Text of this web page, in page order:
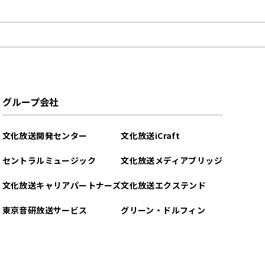
グループ会社
文化放送開発センター
セントラルミュージック
文化放送キャリアパートナーズ
東京音研放送サービス
文化放送iCraft
文化放送メディアブリッジ
文化放送エクステンド
グリーン・ドルフィン